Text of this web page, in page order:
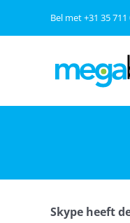
Bel met+31 35 711
Skype heeft